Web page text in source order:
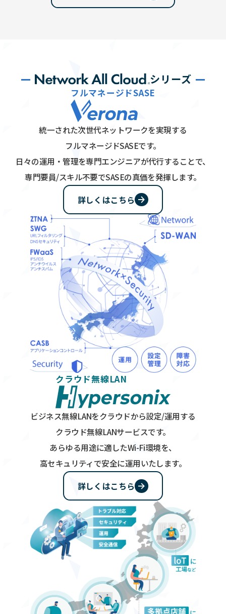
N
e
w
o
r
A
l
l
C
o
u
リ
ー
ズ
ラ
イ
ン
ナ
ッ
プ
シリーズ
フルマネージドSASE
統一された次世代ネットワークを実現する
フルマネージドSASEです。
日々の運用・管理を専門エンジニアが代行することで、
専門要員/スキル不要でSASEの真価を発揮します。
詳しくはこちら
クラウド無線LAN
ビジネス無線LANをクラウドから設定/運用する
クラウド無線LANサービスです。
あらゆる用途に適したWi-Fi環境を、
高セキュリティで安全に運用いたします。
詳しくはこちら